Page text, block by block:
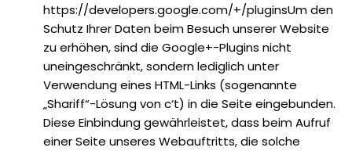
https://developers.google.com/+/pluginsUm den
Schutz Ihrer Daten beim Besuch unserer Website
zu erhöhen, sind die Google+-Plugins nicht
uneingeschränkt, sondern lediglich unter
Verwendung eines HTML-Links (sogenannte
„Shariff“-Lösung von c‘t) in die Seite eingebunden.
Diese Einbindung gewährleistet, dass beim Aufruf
einer Seite unseres Webauftritts, die solche